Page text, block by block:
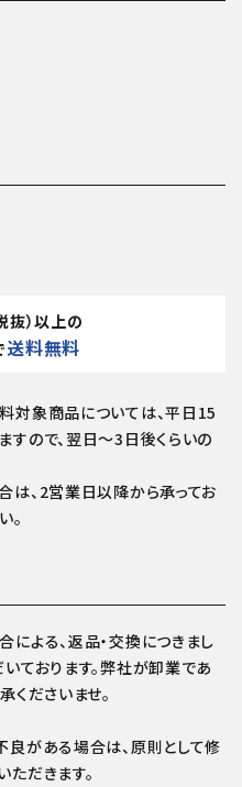
抜）以上の
送料無料
対象商品については、平日15
ので、翌日～3日後くらいの
は、2営業日以降から承ってお
。
よる、返品・交換につきまし
ております。弊社が卸業であ
くださいませ。
がある場合は、原則として修
だきます。